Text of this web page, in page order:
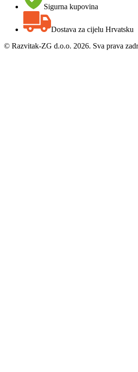
Sigurna kupovina
Dostava za cijelu Hrvatsku
© Razvitak-ZG d.o.o. 2026. Sva prava